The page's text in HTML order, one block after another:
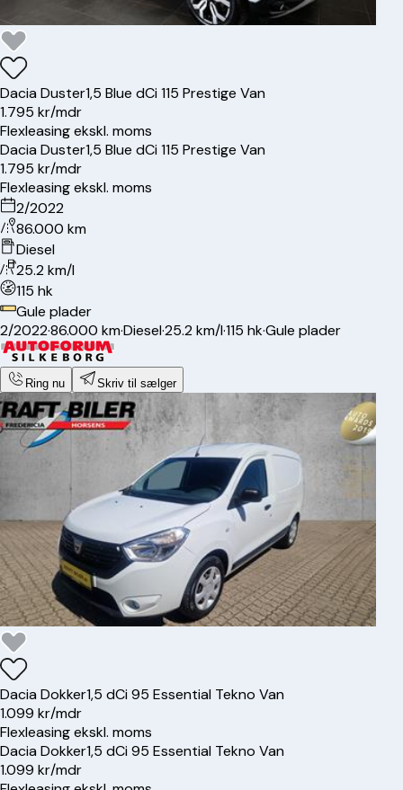
DaciaDuster1,5 Blue dCi 115 Prestige Van
1.795 kr/mdr
Flexleasing ekskl. moms
DaciaDuster1,5 Blue dCi 115 Prestige Van
1.795 kr/mdr
Flexleasing ekskl. moms
2/2022
86.000 km
Diesel
25.2 km/l
115 hk
Gule plader
2/2022·86.000 km·Diesel·25.2 km/l·115 hk·Gule plader
Ring nu Skriv til sælger
DaciaDokker1,5 dCi 95 Essential Tekno Van
1.099 kr/mdr
Flexleasing ekskl. moms
DaciaDokker1,5 dCi 95 Essential Tekno Van
1.099 kr/mdr